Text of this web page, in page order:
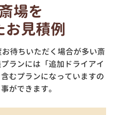
場を
お見積例
待ちいただく場合が多い斎
ランには「追加ドライアイ
むプランになっていますの
ができます。